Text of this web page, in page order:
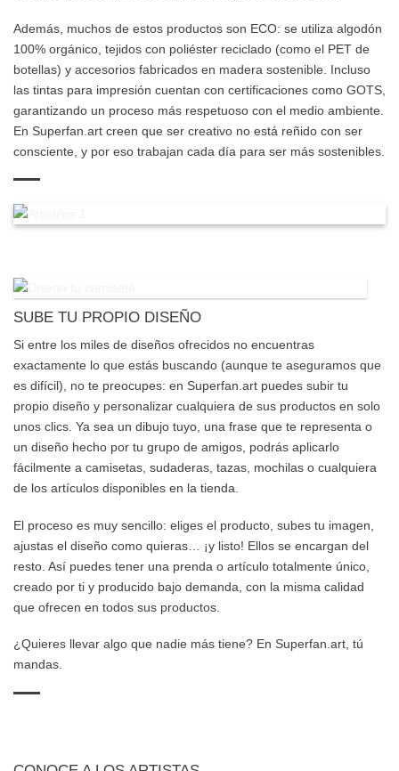
Además, muchos de estos productos son ECO: se utiliza algodón
100% orgánico, tejidos con poliéster reciclado (como el PET de
botellas) y accesorios fabricados en madera sostenible. Incluso
las tintas para impresión cuentan con certificaciones como GOTS,
garantizando un proceso más respetuoso con el medio ambiente.
En Superfan.art creen que ser creativo no está reñido con ser
consciente, y por eso trabajan cada día para ser más sostenibles.
SUBE TU PROPIO DISEÑO
Si entre los miles de diseños ofrecidos no encuentras
exactamente lo que estás buscando (aunque te aseguramos que
es difícil), no te preocupes: en Superfan.art puedes subir tu
propio diseño y personalizar cualquiera de sus productos en solo
unos clics. Ya sea un dibujo tuyo, una frase que te representa o
un diseño hecho por tu grupo de amigos, podrás aplicarlo
fácilmente a camisetas, sudaderas, tazas, mochilas o cualquiera
de los artículos disponibles en la tienda.
El proceso es muy sencillo: eliges el producto, subes tu imagen,
ajustas el diseño como quieras… ¡y listo! Ellos se encargan del
resto. Así puedes tener una prenda o artículo totalmente único,
creado por ti y producido bajo demanda, con la misma calidad
que ofrecen en todos sus productos.
¿Quieres llevar algo que nadie más tiene? En Superfan.art, tú
mandas.